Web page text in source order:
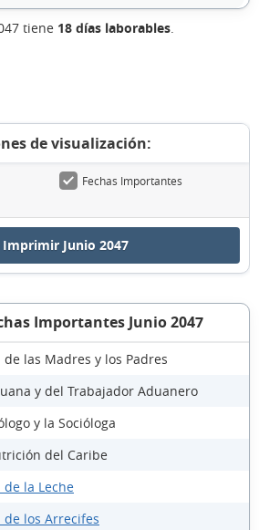
tiene 18 días laborables.
de visualización:
Fechas Importantes
Imprimir Junio 2047
Importantes Junio 2047
las Madres y los Padres
y del Trabajador Aduanero
y la Socióloga
del Caribe
la Leche
los Arrecifes